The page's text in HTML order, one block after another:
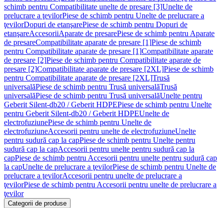
schimb pentru Compatibilitate unelte de presare [3]Unelte de
prelucrare a ţevilorPiese de schimb pentru Unelte de prelucrare a
ţevilorDopuri de etanşarePiese de schimb pentru Dopuri de
etanşareAccesoriiAparate de presarePiese de schimb pentru Aparate
de presareCompatibilitate aparate de presare [1]Piese de schimb
pentru Compatibilitate aparate de presare [1]Compatibilitate aparate
de presare [2]Piese de schimb pentru Compatibilitate aparate de
presare [2]Compatibilitate aparate de presare [2XL]Piese de schimb
pentru Compatibilitate aparate de presare [2XL]Trusă
universalăPiese de schimb pentru Trusă universalăTrusă
universalăPiese de schimb pentru Trusă universalăUnelte pentru
Geberit Silent-db20 / Geberit HDPEPiese de schimb pentru Unelte
pentru Geberit Silent-db20 / Geberit HDPEUnelte de
electrofuziunePiese de schimb pentru Unelte de
electrofuziuneAccesorii pentru unelte de electrofuziuneUnelte
pentru sudură cap la capPiese de schimb pentru Unelte pentru
sudură cap la capAccesorii pentru unelte pentru sudură cap la
capPiese de schimb pentru Accesorii pentru unelte pentru sudură cap
la capUnelte de prelucrare a ţevilorPiese de schimb pentru Unelte de
prelucrare a ţevilorAccesorii pentru unelte de prelucrare a
ţevilorPiese de schimb pentru Accesorii pentru unelte de prelucrare a
ţevilor
Categorii de produse